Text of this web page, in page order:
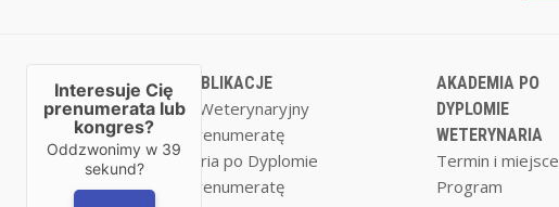
NASZE PUBLIKACJE
Magazyn Weterynaryjny
Zamów prenumeratę
Weterynaria po Dyplomie
Zamów prenumeratę
AKADEMIA PO
DYPLOMIE
WETERYNARIA
Termin i miejsce
Program
Interesuje Cię
prenumerata lub
kongres?
Oddzwonimy w 39
sekund?